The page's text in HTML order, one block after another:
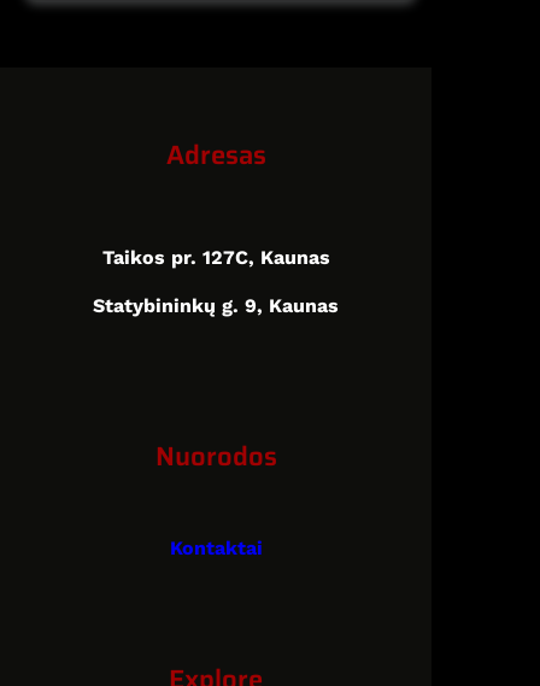
Adresas
Taikos pr. 127C, Kaunas
Statybininkų g. 9, Kaunas
Nuorodos
Kontaktai